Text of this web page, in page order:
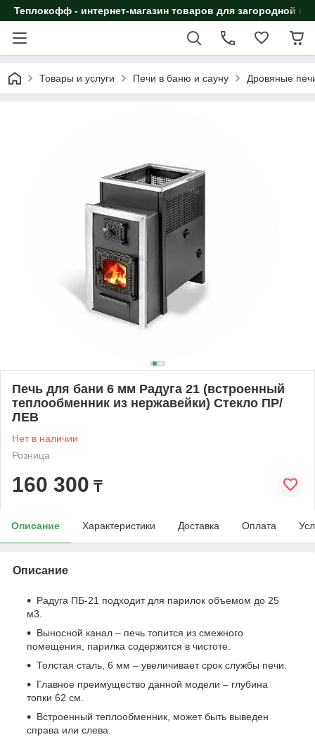
Теплокофф - интернет-магазин товаров для загородной
Товары и услуги Печи в баню и сауну Дровяные
Печь для бани 6 мм Радуга 21 (встроенный
теплообменник из нержавейки) Стекло ПР/
ЛЕВ
Нет в наличии
Розница
160 300 ₸
Описание Характеристики Доставка Оплата
Описание
Радуга ПБ-21 подходит для парилок объемом до 25
м3.
Выносной канал – печь топится из смежного
помещения, парилка содержится в чистоте.
Толстая сталь, 6 мм – увеличивает срок службы печи.
Главное преимущество данной модели – глубина
топки 62 см.
Встроенный теплообменник, может быть выведен
справа или слева.